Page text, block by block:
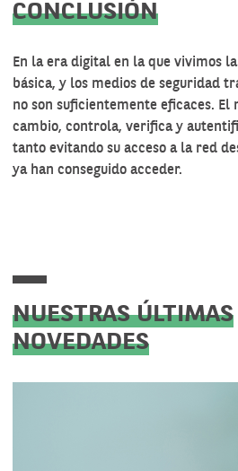
CONCLUSIÓN
En la era digital en la que vivimos
básica, y los medios de seguridad
no son suficientemente eficaces. El
cambio, controla, verifica y
tanto evitando su acceso a la red
ya han conseguido acceder.
NUESTRAS ÚLTIMAS
NOVEDADES